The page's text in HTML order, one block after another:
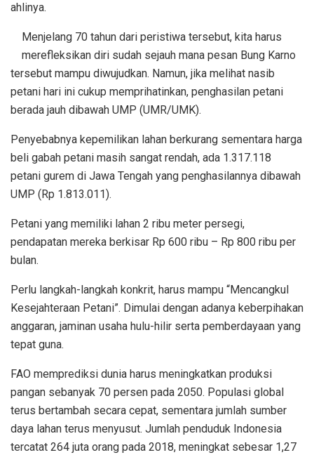
ahlinya.
Menjelang 70 tahun dari peristiwa tersebut, kita harus
merefleksikan diri sudah sejauh mana pesan Bung Karno
tersebut mampu diwujudkan. Namun, jika melihat nasib
petani hari ini cukup memprihatinkan, penghasilan petani
berada jauh dibawah UMP (UMR/UMK).
Penyebabnya kepemilikan lahan berkurang sementara harga
beli gabah petani masih sangat rendah, ada 1.317.118
petani gurem di Jawa Tengah yang penghasilannya dibawah
UMP (Rp 1.813.011).
Petani yang memiliki lahan 2 ribu meter persegi,
pendapatan mereka berkisar Rp 600 ribu – Rp 800 ribu per
bulan.
Perlu langkah-langkah konkrit, harus mampu “Mencangkul
Kesejahteraan Petani”. Dimulai dengan adanya keberpihakan
anggaran, jaminan usaha hulu-hilir serta pemberdayaan yang
tepat guna.
FAO memprediksi dunia harus meningkatkan produksi
pangan sebanyak 70 persen pada 2050. Populasi global
terus bertambah secara cepat, sementara jumlah sumber
daya lahan terus menyusut. Jumlah penduduk Indonesia
tercatat 264 juta orang pada 2018, meningkat sebesar 1,27